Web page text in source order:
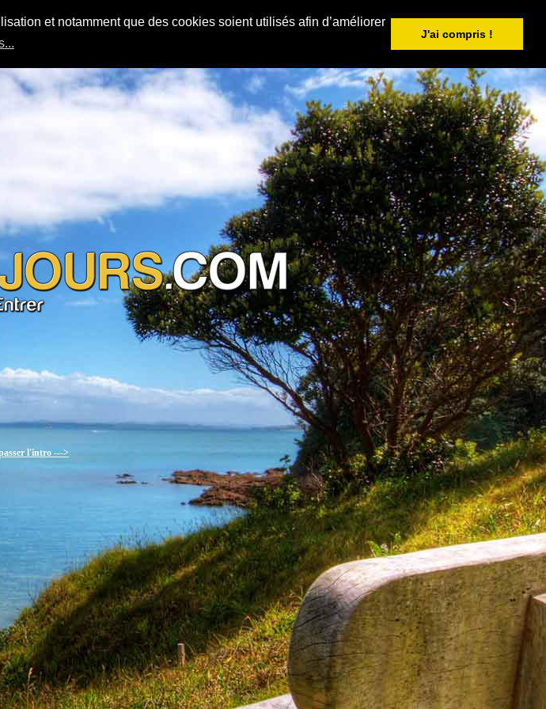
et notamment que des cookies soient utilisés afin d’améliorer
J'ai compris !
l'intro --->